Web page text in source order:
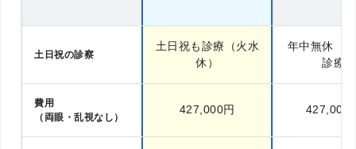
土日祝の診察
土日祝も診療（火水
休）
年中無休（
診療）
費用
（両眼・乱視なし）
427,000円 427,000